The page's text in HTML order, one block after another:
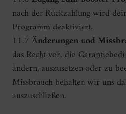
nach der Rückzahlung wird
Programm deaktiviert.
11.7 Änderungen und
das Recht vor, die
ändern, auszusetzen oder zu
Missbrauch behalten wir uns
auszuschließen.